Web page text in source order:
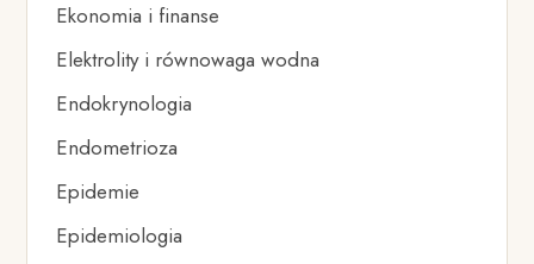
Ekonomia i finanse
Elektrolity i równowaga wodna
Endokrynologia
Endometrioza
Epidemie
Epidemiologia